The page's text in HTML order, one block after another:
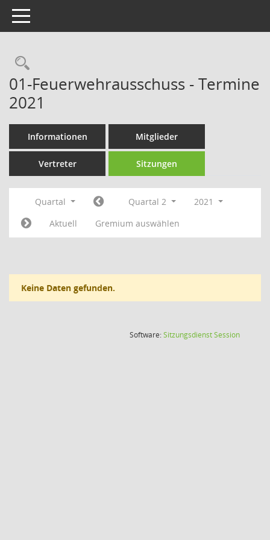
Toggle navigation
Rechercheauswahl
01-Feuerwehrausschuss - Termine
2021
Informationen Mitglieder
Vertreter Sitzungen
Quartal Quartal 2
2021
Aktuell
Gremium auswählen
Keine Daten gefunden.
Software:SitzungsdienstSession(Wird in